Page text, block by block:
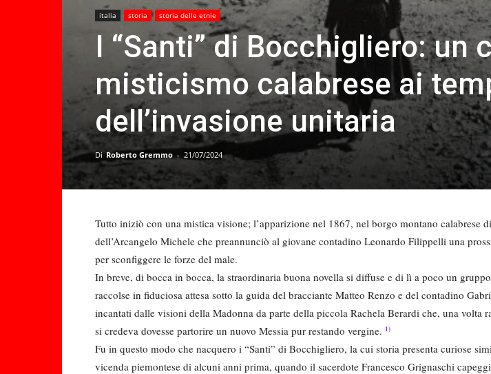
italia storia storia delle etnie
I “Santi” di Bocchigliero: un
misticismo calabrese ai
dell’invasione unitaria
Di Roberto Gremmo - 21/07/2024
Tutto iniziò con una mistica visione; l’apparizione nel 1867, nel borgo montano calabrese
dell’Arcangelo Michele che preannunciò al giovane contadino Leonardo Filippelli una
per sconfiggere le forze del male.
In breve, di bocca in bocca, la straordinaria buona novella si diffuse e di lì a poco un
raccolse in fiduciosa attesa sotto la guida del bracciante Matteo Renzo e del contadino
incantati dalle visioni della Madonna da parte della piccola Rachela Berardi che, una volta
si credeva dovesse partorire un nuovo Messia pur restando vergine. 1)
Fu in questo modo che nacquero i “Santi” di Bocchigliero, la cui storia presenta curiose
vicenda piemontese di alcuni anni prima, quando il sacerdote Francesco Grignaschi